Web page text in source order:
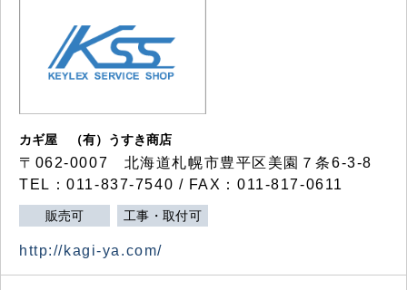
カギ屋 （有）うすき商店
〒062-0007 北海道札幌市豊平区美園７条6-3-8
TEL：011-837-7540 / FAX：011-817-0611
販売可 工事・取付可
http://kagi-ya.com/